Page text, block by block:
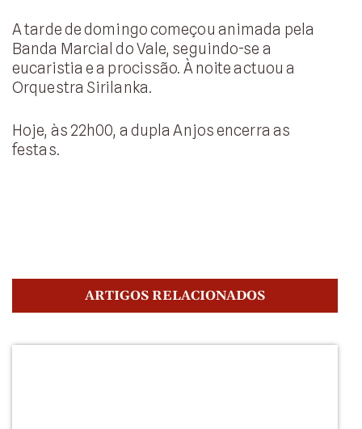
A tarde de domingo começou animada pela
Banda Marcial do Vale, seguindo-se a
eucaristia e a procissão. À noite actuou a
Orquestra Sirilanka.
Hoje, às 22h00, a dupla Anjos encerra as
festas.
ARTIGOS RELACIONADOS